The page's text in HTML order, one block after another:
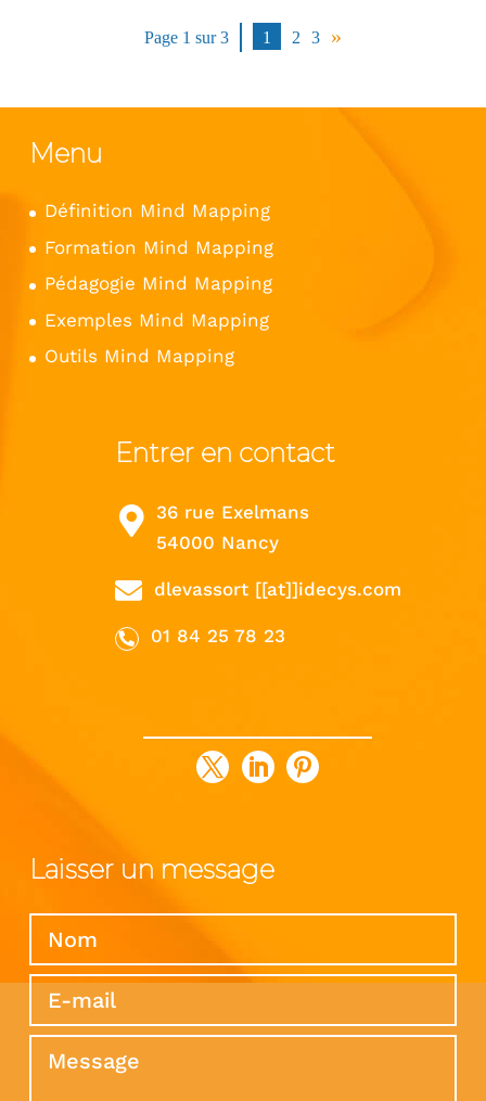
Page 1 sur 3 1 2 3 »
Menu
Définition Mind Mapping
Formation Mind Mapping
Pédagogie Mind Mapping
Exemples Mind Mapping
Outils Mind Mapping
Entrer en contact
36 rue Exelmans
54000 Nancy
dlevassort [[at]]idecys.com
01 84 25 78 23
Laisser un message